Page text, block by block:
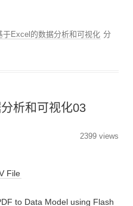
于Excel的数据分析和可视化 分
析和可视化03
2399 views
File
to Data Model using Flash